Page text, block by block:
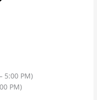
5:00 PM)
PM)